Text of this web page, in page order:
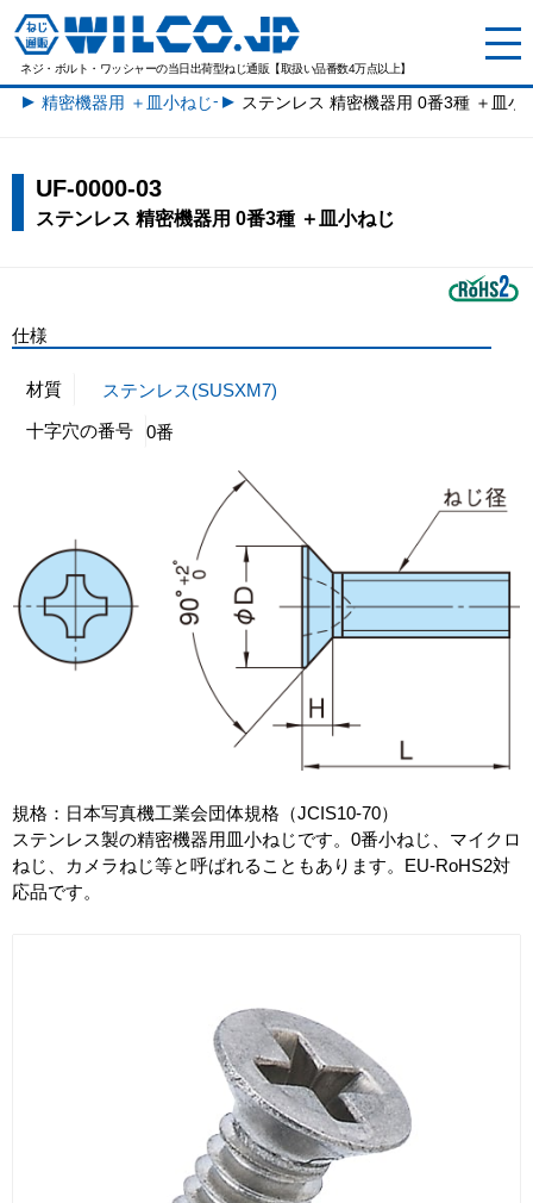
ネジ・ボルト・ワッシャーの当日出荷型ねじ通販【取扱い品番数4万点以上】
精密機器用 ＋皿小ねじ一覧ステンレス 精密機器用 0番3種 ＋皿小
UF-0000-03
ステンレス 精密機器用 0番3種 ＋皿小ねじ
仕様
材質
ステンレス(SUSXM7)
十字穴の番号
0番
規格：日本写真機工業会団体規格（JCIS10-70）
ステンレス製の精密機器用皿小ねじです。0番小ねじ、マイクロ
ねじ、カメラねじ等と呼ばれることもあります。EU-RoHS2対
応品です。